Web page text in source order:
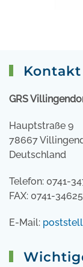
Kontakt
GRS
Hauptstraße 9
78667
Deutschland
Telefon: 0741-
FAX: 0741-34625
E-Mail: